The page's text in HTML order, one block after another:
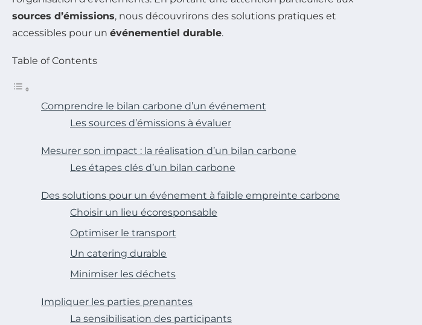
sources d’émissions, nous découvrirons des solutions pratiques et
accessibles pour un événementiel durable.
Table of Contents
Comprendre le bilan carbone d’un événement
Les sources d’émissions à évaluer
Mesurer son impact : la réalisation d’un bilan carbone
Les étapes clés d’un bilan carbone
Des solutions pour un événement à faible empreinte carbone
Choisir un lieu écoresponsable
Optimiser le transport
Un catering durable
Minimiser les déchets
Impliquer les parties prenantes
La sensibilisation des participants